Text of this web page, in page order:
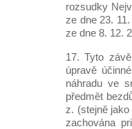
rozsudky
ze dne 23.
ze dne 8. 12.
17. Tyto
úpravě
náhradu ve
předmět
z. (stejně
zachována